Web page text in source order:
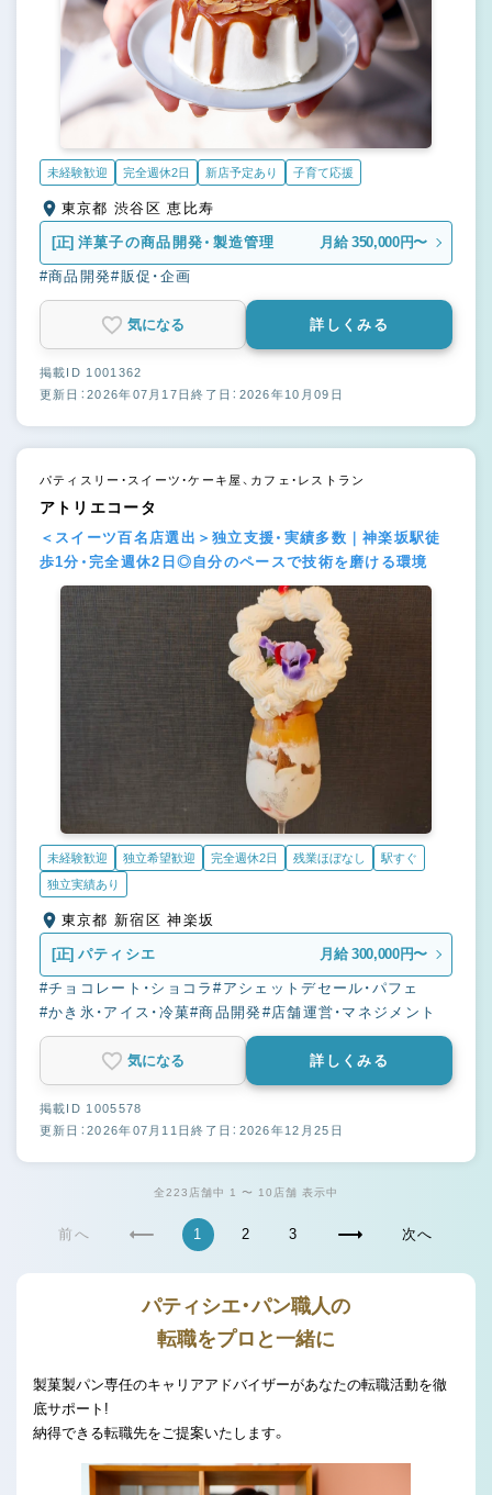
未経験歓迎 完全週休2日 新店予定あり 子育て応援
東京都 渋谷区 恵比寿
[正] 洋菓子の商品開発・製造管理 月給 350,000円〜
#商品開発#販促・企画
気になる 詳しくみる
掲載ID 1001362
更新日：2026年07月17日終了日：2026年10月09日
パティスリー・スイーツ・ケーキ屋、カフェ・レストラン
アトリエコータ
＜スイーツ百名店選出＞独立支援・実績多数｜神楽坂駅徒
歩1分・完全週休2日◎自分のペースで技術を磨ける環境
未経験歓迎 独立希望歓迎 完全週休2日 残業ほぼなし
駅すぐ
独立実績あり
東京都 新宿区 神楽坂
[正] パティシエ 月給 300,000円〜
#チョコレート・ショコラ#アシェットデセール・パフェ
#かき氷・アイス・冷菓#商品開発#店舗運営・マネジメント
気になる 詳しくみる
掲載ID 1005578
更新日：2026年07月11日終了日：2026年12月25日
全223店舗中 1 〜 10店舗 表示中
前へ 1 2 3 次へ
パティシエ・パン職人の
転職をプロと一緒に
製菓製パン専任のキャリアアドバイザーがあなたの転職活動を徹
底サポート!
納得できる転職先をご提案いたします。